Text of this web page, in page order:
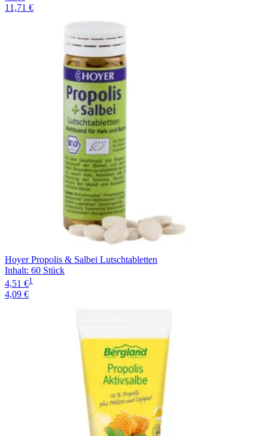
11,71 €
Hoyer Propolis & Salbei Lutschtabletten
Inhalt: 60 Stück
4,51 €1
4,09 €